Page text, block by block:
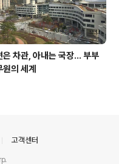
은 차관, 아내는 국장... 부부
의 세계
고객센터